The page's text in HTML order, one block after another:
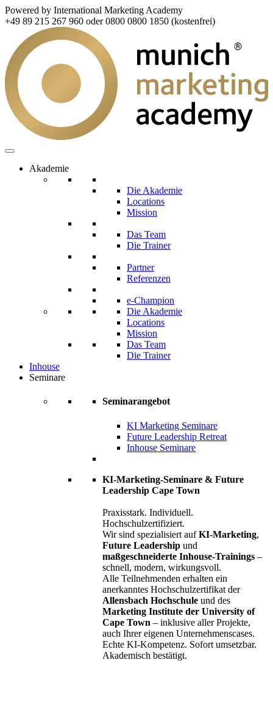
Powered by International Marketing Academy
+49 89 215 267 960 oder 0800 0800 1850 (kostenfrei)
Akademie
Die Akademie
Locations
Mission
Das Team
Die Trainer
Partner
Referenzen
e-Champion
Die Akademie
Locations
Mission
Das Team
Die Trainer
Inhouse
Seminare
Seminarangebot
KI Marketing Seminare
Future Leadership Retreat
Inhouse Seminare
KI-Marketing-Seminare & Future
Leadership Cape Town
Praxisstark. Individuell.
Hochschulzertifiziert.
Wir sind spezialisiert aufKI-Marketing,
Future Leadership und
maßgeschneiderte Inhouse-Trainings –
schnell, modern, wirkungsvoll.
Alle Teilnehmenden erhalten ein
anerkanntes Hochschulzertifikat der
Allensbach Hochschule und des
Marketing Institute der University of
Cape Town – inklusive aller Projekte,
auch Ihrer eigenen Unternehmenscases.
Echte KI-Kompetenz. Sofort umsetzbar.
Akademisch bestätigt.